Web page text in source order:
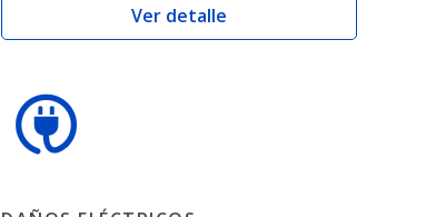
Ver detalle